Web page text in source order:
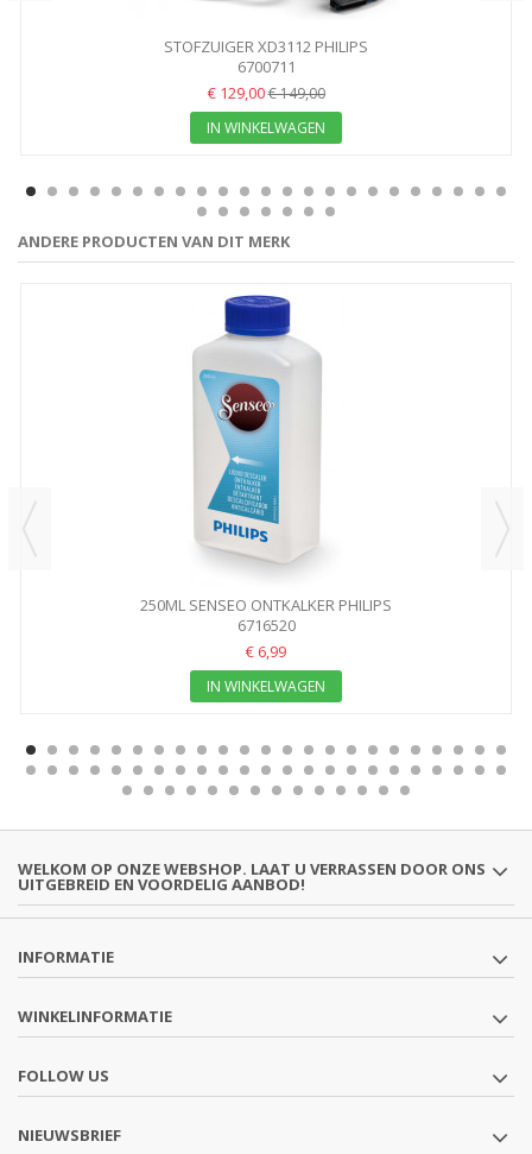
STOFZUIGER XD3112 PHILIPS
6700711
€ 129,00€ 149,00
IN WINKELWAGEN
ANDERE PRODUCTEN VAN DIT MERK
250ML SENSEO ONTKALKER PHILIPS
6716520
€ 6,99
IN WINKELWAGEN
WELKOM OP ONZE WEBSHOP. LAAT U VERRASSEN DOOR ONS
UITGEBREID EN VOORDELIG AANBOD!
INFORMATIE
WINKELINFORMATIE
FOLLOW US
NIEUWSBRIEF